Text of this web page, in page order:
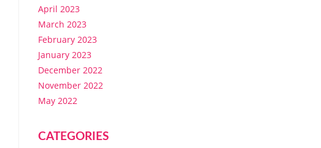
April 2023
March 2023
February 2023
January 2023
December 2022
November 2022
May 2022
CATEGORIES